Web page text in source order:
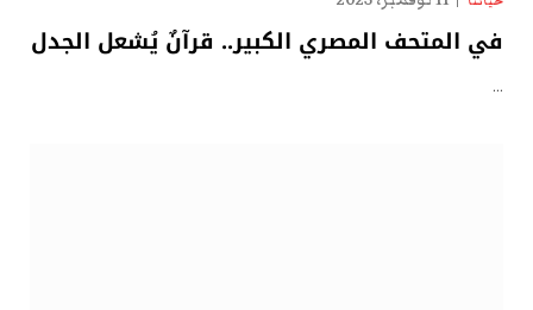
في المتحف المصري الكبير.. قرآنٌ يُشعل الجدل
…